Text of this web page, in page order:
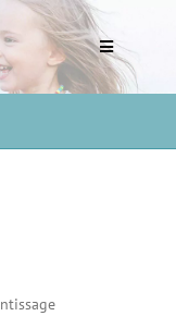
Toggle
Navigation